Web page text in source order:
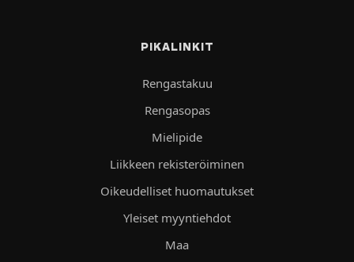
PIKALINKIT
Rengastakuu
Rengasopas
Mielipide
Liikkeen rekisteröiminen
Oikeudelliset huomautukset
Yleiset myyntiehdot
Maa